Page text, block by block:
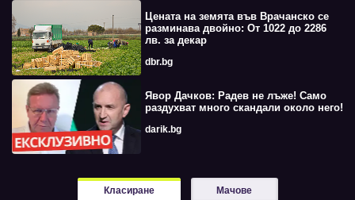
Цената на земята във Врачанско се
разминава двойно: От 1022 до 2286
лв. за декар
dbr.bg
Явор Дачков: Радев не лъже! Само
раздухват много скандали около него!
darik.bg
Класиране Мачове